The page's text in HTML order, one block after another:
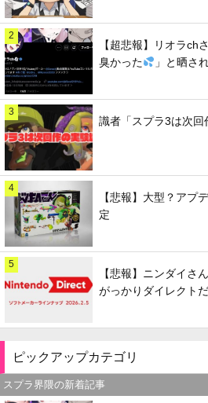
2
【超悲報】リオラch
臭かった
」と晒さ
3
識者「スプラ3は次回
4
【悲報】大型？アプ
定
5
【悲報】ニンダイさ
がっかりダイレクト
ピックアップカテゴリ
スプラ界隈の新着記事